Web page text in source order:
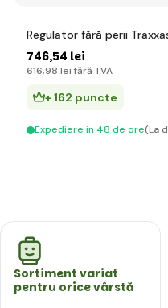
Regulator fără perii
746,54 lei
616,98 lei fără TVA
+ 162 puncte
Expediere in 48 de ore(La
Sortiment variat
pentru orice vârstă